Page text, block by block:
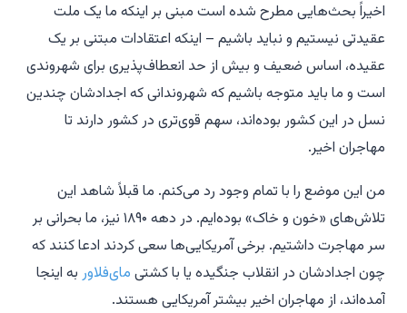
اخیراً بحث‌هایی مطرح شده است مبنی بر اینکه ما یک ملت
عقیدتی نیستیم و نباید باشیم – اینکه اعتقادات مبتنی بر یک
عقیده، اساس ضعیف و بیش از حد انعطاف‌پذیری برای شهروندی
است و ما باید متوجه باشیم که شهروندانی که اجدادشان چندین
نسل در این کشور بوده‌اند، سهم قوی‌تری در کشور دارند تا
مهاجران اخیر.
من این موضع را با تمام وجود رد می‌کنم. ما قبلاً شاهد این
تلاش‌های «خون و خاک» بوده‌ایم. در دهه ۱۸۹۰ نیز، ما بحرانی بر
سر مهاجرت داشتیم. برخی آمریکایی‌ها سعی کردند ادعا کنند که
چون اجدادشان در انقلاب جنگیده یا با کشتی مای‌فلاور به اینجا
آمده‌اند، از مهاجران اخیر بیشتر آمریکایی هستند.